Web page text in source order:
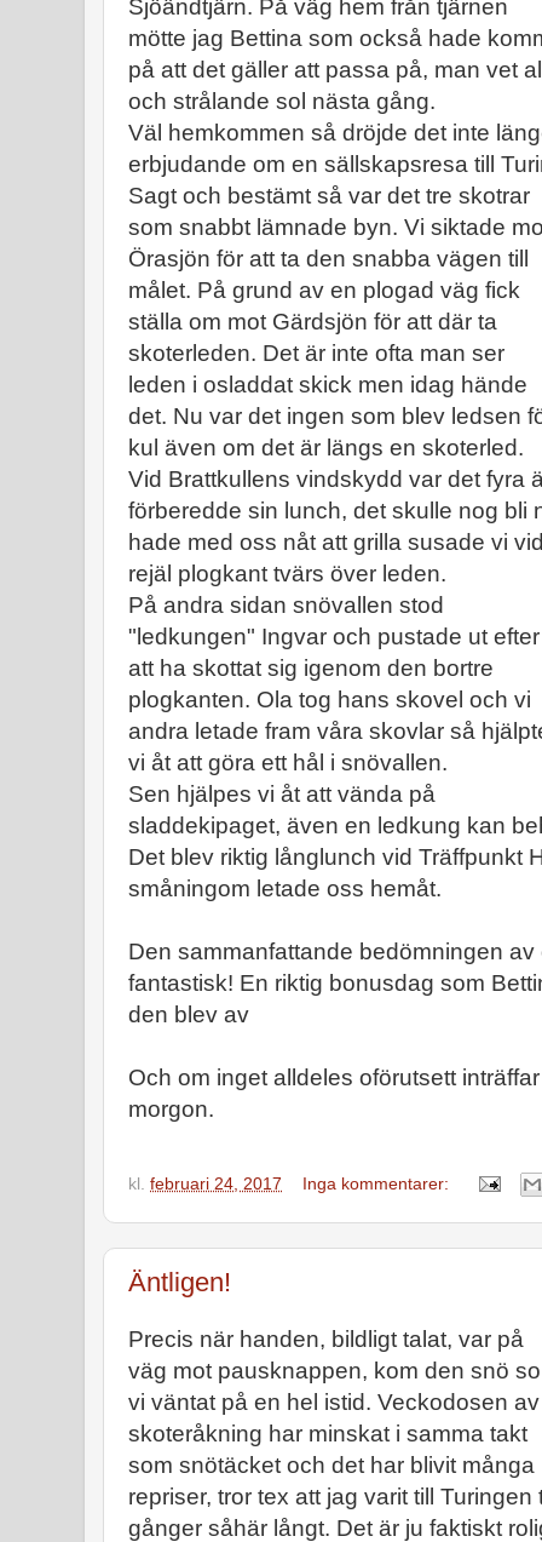
Sjöändtjärn. På väg hem från tjärnen
mötte jag Bettina som också hade
på att det gäller att passa på, man vet
och strålande sol nästa gång.
Väl hemkommen så dröjde det inte
erbjudande om en sällskapsresa till
Sagt och bestämt så var det tre skotrar
som snabbt lämnade byn. Vi siktade
Örasjön för att ta den snabba vägen till
målet. På grund av en plogad väg fick
ställa om mot Gärdsjön för att där ta
skoterleden. Det är inte ofta man ser
leden i osladdat skick men idag hände
det. Nu var det ingen som blev ledsen
kul även om det är längs en skoterled.
Vid Brattkullens vindskydd var det fyra
förberedde sin lunch, det skulle nog bli
hade med oss nåt att grilla susade vi
rejäl plogkant tvärs över leden.
På andra sidan snövallen stod
"ledkungen" Ingvar och pustade ut efter
att ha skottat sig igenom den bortre
plogkanten. Ola tog hans skovel och vi
andra letade fram våra skovlar så
vi åt att göra ett hål i snövallen.
Sen hjälpes vi åt att vända på
sladdekipaget, även en ledkung kan
Det blev riktig långlunch vid Träffpunkt
småningom letade oss hemåt.
Den sammanfattande bedömningen
fantastisk! En riktig bonusdag som
den blev av
Och om inget alldeles oförutsett
morgon.
kl. februari 24, 2017 Inga kommentarer:
Äntligen!
Precis när handen, bildligt talat, var på
väg mot pausknappen, kom den snö
vi väntat på en hel istid. Veckodosen av
skoteråkning har minskat i samma takt
som snötäcket och det har blivit många
repriser, tror tex att jag varit till Turingen
gånger såhär långt. Det är ju faktiskt